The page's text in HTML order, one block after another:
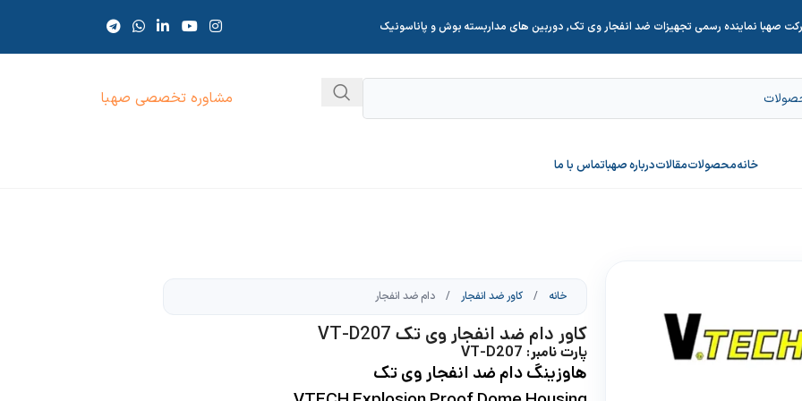
صهبا نماینده رسمی تجهیزات ضد انفجار وی تک, دوربین های مداربسته بوش و پاناسونیک
مشاوره تخصصی صهبا
خانهمحصولاتمقالاتدرباره صهباتماس با ما
خانه / کاور ضد انفجار / دام ضد انفجار
کاور دام ضد انفجار وی تک VT-D207
پارت نامبر: VT-D207
هاوزینگ دام ضد انفجار وی تک